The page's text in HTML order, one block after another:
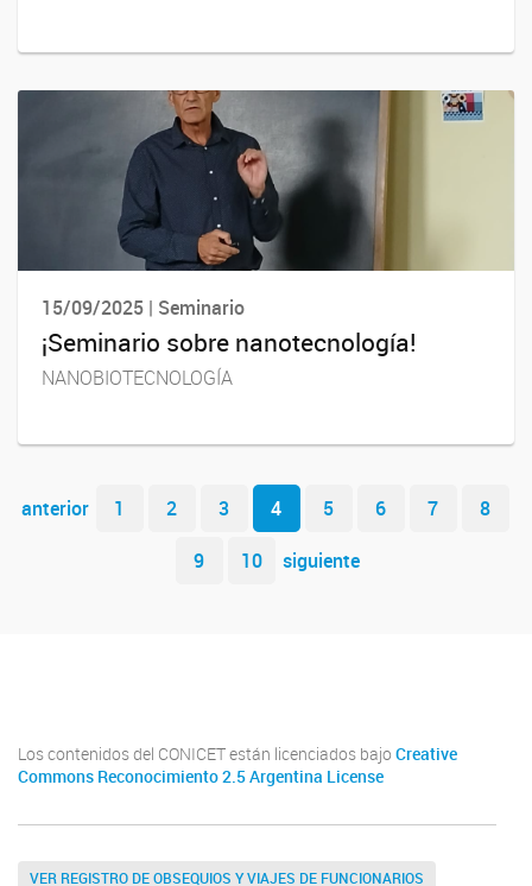
15/09/2025 | Seminario
¡Seminario sobre nanotecnología!
NANOBIOTECNOLOGÍA
Navegador de artículos
anterior 1 2 3 4 5 6 7
8
9
10 siguiente
Los contenidos del CONICET están licenciados bajo Creative
Commons Reconocimiento 2.5 Argentina License
VER REGISTRO DE OBSEQUIOS Y VIAJES DE FUNCIONARIOS